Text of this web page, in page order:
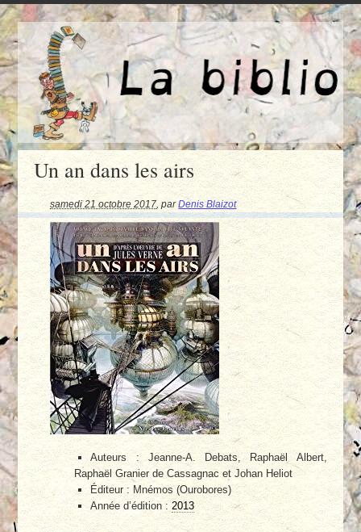
Un an dans les airs
samedi 21 octobre 2017,parDenis Blaizot
Auteurs : Jeanne-A. Debats, Raphaël Albert,
Raphaël Granier de Cassagnac et Johan Heliot
Éditeur : Mnémos (Ourobores)
Année d’édition :2013